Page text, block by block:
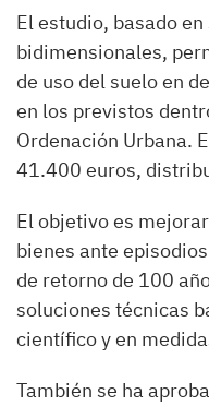
El estudio, basado
bidimensionales,
de uso del suelo en
en los previstos
Ordenación Urbana.
41.400 euros,
El objetivo es
bienes ante
de retorno de 100
soluciones técnicas
científico y en
También se ha